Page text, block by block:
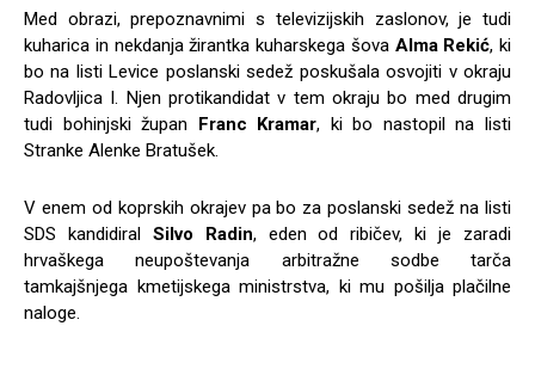
Med obrazi, prepoznavnimi s televizijskih zaslonov, je tudi
kuharica in nekdanja žirantka kuharskega šova Alma Rekić, ki
bo na listi Levice poslanski sedež poskušala osvojiti v okraju
Radovljica I. Njen protikandidat v tem okraju bo med drugim
tudi bohinjski župan Franc Kramar, ki bo nastopil na listi
Stranke Alenke Bratušek.
V enem od koprskih okrajev pa bo za poslanski sedež na listi
SDS kandidiral Silvo Radin, eden od ribičev, ki je zaradi
hrvaškega neupoštevanja arbitražne sodbe tarča
tamkajšnjega kmetijskega ministrstva, ki mu pošilja plačilne
naloge.